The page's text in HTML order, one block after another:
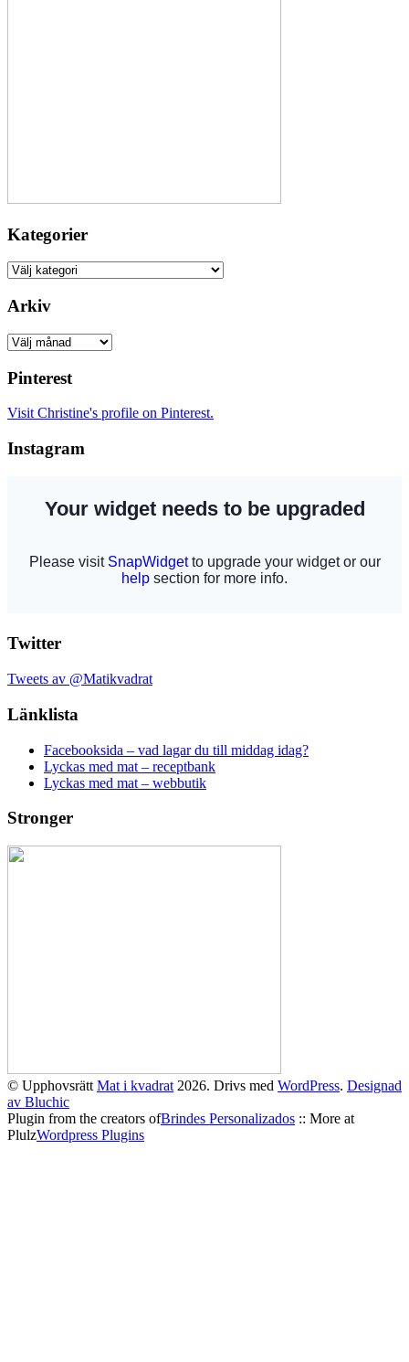
Kategorier
Kategorier
Arkiv
Arkiv
Pinterest
Visit Christine's profile on Pinterest.
Instagram
Twitter
Tweets av @Matikvadrat
Länklista
Facebooksida – vad lagar du till middag idag?
Lyckas med mat – receptbank
Lyckas med mat – webbutik
Stronger
© Upphovsrätt Mat i kvadrat 2026. Drivs med WordPress. Designad
av Bluchic
Plugin from the creators ofBrindes Personalizados :: More at
PlulzWordpress Plugins